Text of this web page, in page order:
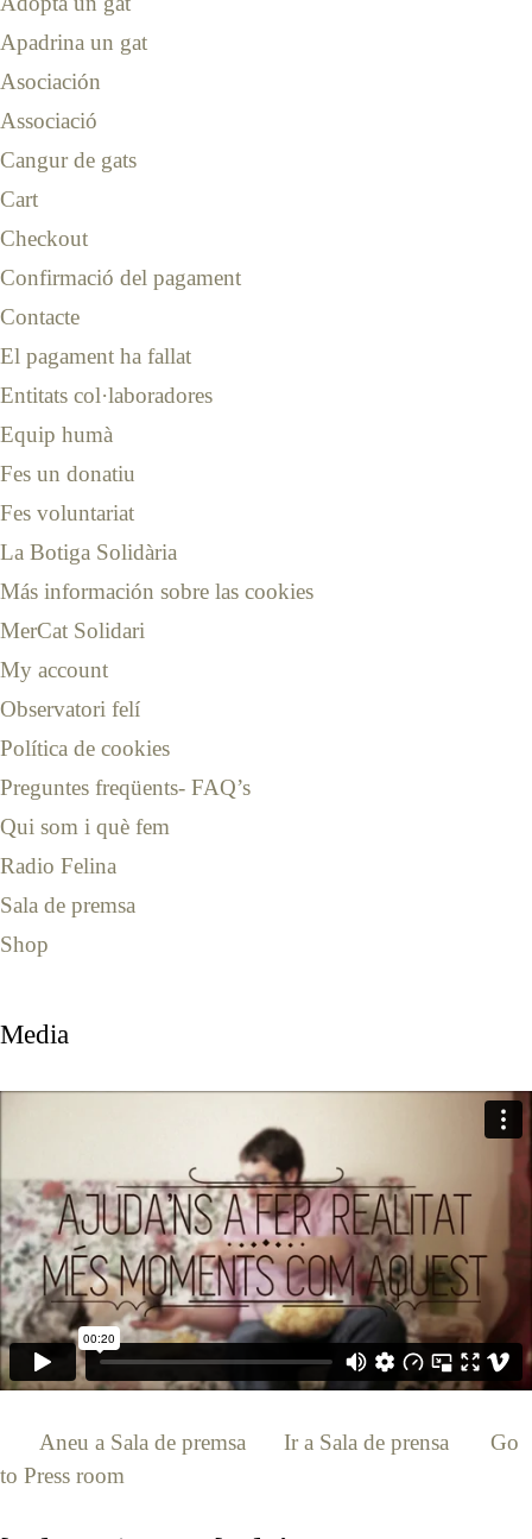
Apadrina un gat
Asociación
Associació
Cangur de gats
Cart
Checkout
Confirmació del pagament
Contacte
El pagament ha fallat
Entitats col·laboradores
Equip humà
Fes un donatiu
Fes voluntariat
La Botiga Solidària
Más información sobre las cookies
MerCat Solidari
My account
Observatori felí
Política de cookies
Preguntes freqüents- FAQ’s
Qui som i què fem
Radio Felina
Sala de premsa
Shop
Media
Aneu a Sala de premsa Ir a Sala de prensa
Go
to Press room